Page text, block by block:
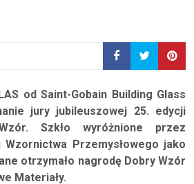
od Saint-Gobain Building Glass
jury jubileuszowej 25. edycji
Szkło wyróżnione przez
Przemysłowego jako
otrzymało nagrodę Dobry Wzór
Materiały.